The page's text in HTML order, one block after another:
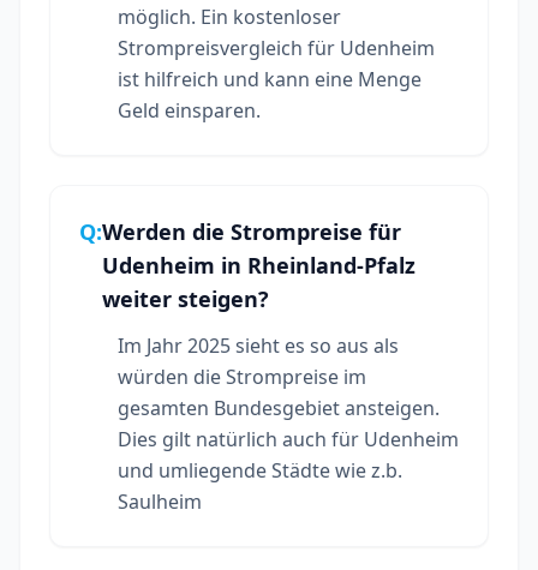
möglich. Ein kostenloser
Strompreisvergleich für Udenheim
ist hilfreich und kann eine Menge
Geld einsparen.
Q:Werden die Strompreise für
Udenheim in Rheinland-Pfalz
weiter steigen?
Im Jahr 2025 sieht es so aus als
würden die Strompreise im
gesamten Bundesgebiet ansteigen.
Dies gilt natürlich auch für Udenheim
und umliegende Städte wie z.b.
Saulheim